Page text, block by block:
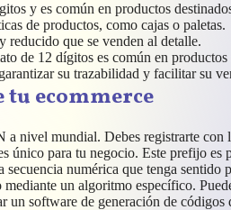
y es común en productos
de productos, como cajas o paletas.
reducido que se venden al detalle.
de 12 dígitos es común en
su trazabilidad y facilitar su
tu ecommerce
nivel mundial. Debes registrarte
único para tu negocio. Este prefijo
numérica que tenga
un algoritmo específico.
software de generación de